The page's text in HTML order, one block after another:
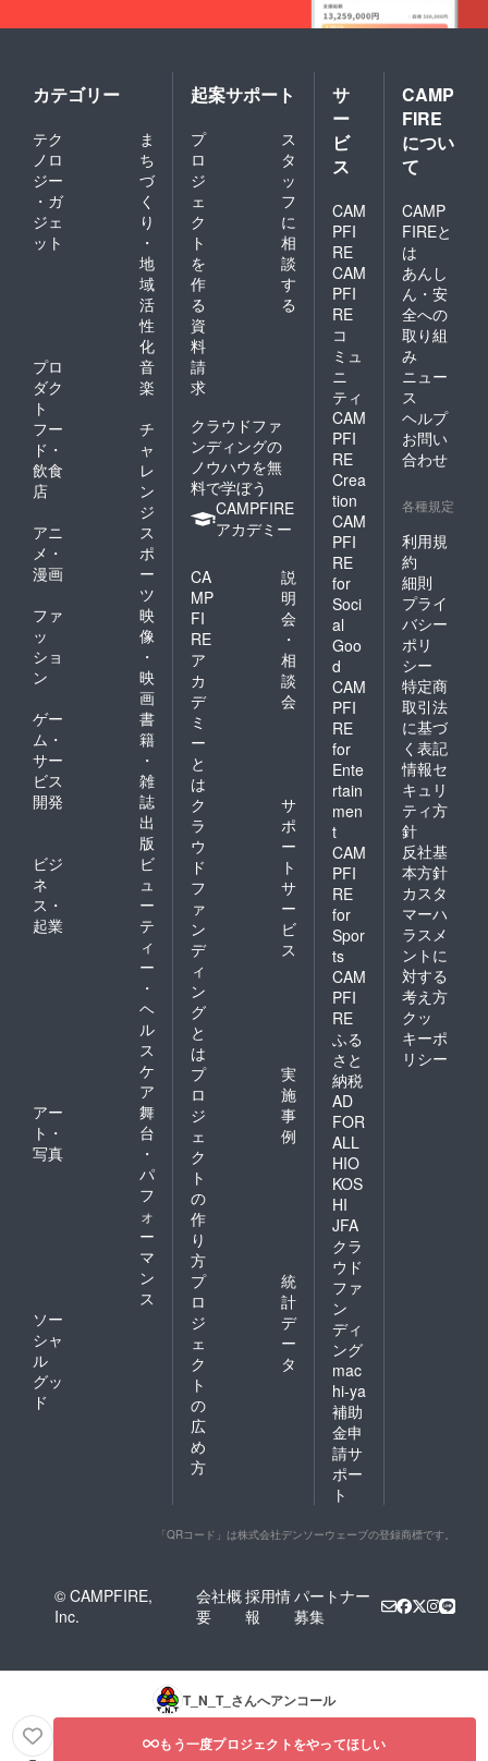
ル（縦
85cm）
・素
材
：綿
100％
・洗
グに記
載あり
●クラウ
ドファ
ンディ
ング限
定オリ
ジナル
グッ
ズ：マ
グカッ
プ
T.N.T.の
ロゴ
マーク
プで
個別の
メッ
セージ
動画
感謝の
気持ち
を込め
て、あ
なただ
けに動
画で
メッ
セージ
をお送
りしま
す！
（※動画
はファ
イル形
式でお
送りし
す。）
●サイン
チェキ
1枚
クラウ
ドファ
ンディ
ング限
カテゴリー
テク
ノロ
ジー
・ガ
ジェ
ット
ま
ち
づ
く
り
・
地
域
活
性
化
プロ
ダク
ト
音
楽
フー
ド・
飲食
店
チ
ャ
レ
ン
ジ
アニ
メ・
漫画
ス
ポ
ー
ツ
ファ
ッ
ショ
ン
映
像
・
映
画
ゲー
ム・
サー
ビス
開発
書
籍
・
雑
誌
出
版
ビジ
ネ
ス・
起業
ビ
ュ
ー
テ
ィ
ー
・
ヘ
ル
ス
ケ
ア
アー
ト・
写真
舞
台
・
パ
フ
ォ
ー
マ
ン
ス
ソー
シャ
ル
グッ
ド
起案サポート
プ
ロ
ジ
ェ
ク
ト
を
作
る
ス
タ
ッ
フ
に
相
談
す
る
資
料
請
求
クラウドファ
ンディングの
ノウハウを無
料で学ぼう
CAMPFIRE
アカデミー
CA
MP
FI
RE
ア
カ
デ
ミ
ー
と
は
説
明
会
・
相
談
会
ク
ラ
ウ
ド
フ
ァ
ン
デ
ィ
ン
グ
と
は
サ
ポ
ー
ト
サ
ー
ビ
ス
プ
ロ
ジ
ェ
ク
ト
の
作
り
方
実
施
事
例
プ
ロ
ジ
ェ
ク
ト
の
広
め
方
統
計
デ
ー
タ
サ
ー
ビ
ス
CAM
PFI
RE
CAM
PFI
RE
コ
ミュ
ニ
ティ
CAM
PFI
RE
Crea
tion
CAM
PFI
RE
for
Soci
al
Goo
d
CAM
PFI
RE
for
Ente
rtain
men
t
CAM
PFI
RE
for
Spor
ts
CAM
PFI
RE
ふる
さと
納税
AD
FOR
ALL
HIO
KOS
HI
JFA
クラ
ウド
ファ
ン
ディ
ング
mac
hi-ya
補助
金申
請サ
ポー
ト
CAMP
FIRE
につい
て
CAMP
FIREと
は
あんし
ん・安
全への
取り組
み
ニュー
ス
ヘルプ
お問い
合わせ
各種規定
利用規
約
細則
プライ
バシー
ポリ
シー
特定商
取引法
に基づ
く表記
情報セ
キュリ
ティ方
針
反社基
本方針
カスタ
マーハ
ラスメ
ントに
対する
考え方
クッ
キーポ
リシー
「QRコード」は株式会社デンソーウェーブの登録商標です。
© CAMPFIRE,
Inc.
会社概
要
採用情
報
パートナー
募集
T_N_T_ さんへアンコール
もう一度プロジェクトをやってほしい